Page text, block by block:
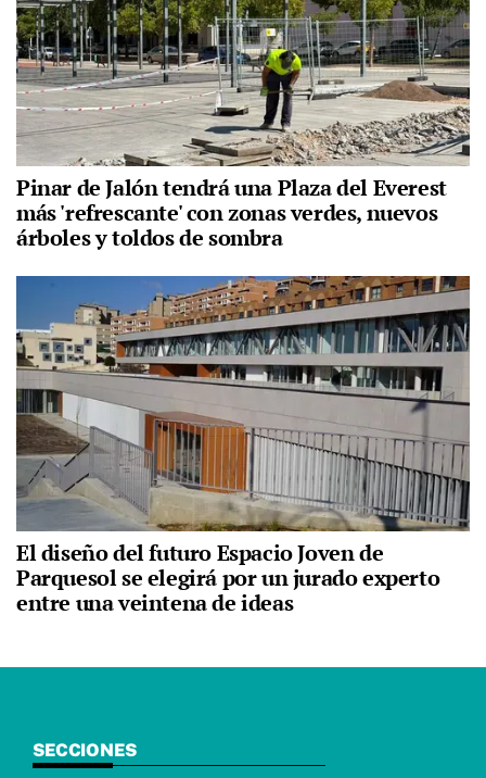
Pinar de Jalón tendrá una Plaza del Everest
más 'refrescante' con zonas verdes, nuevos
árboles y toldos de sombra
El diseño del futuro Espacio Joven de
Parquesol se elegirá por un jurado experto
entre una veintena de ideas
SECCIONES